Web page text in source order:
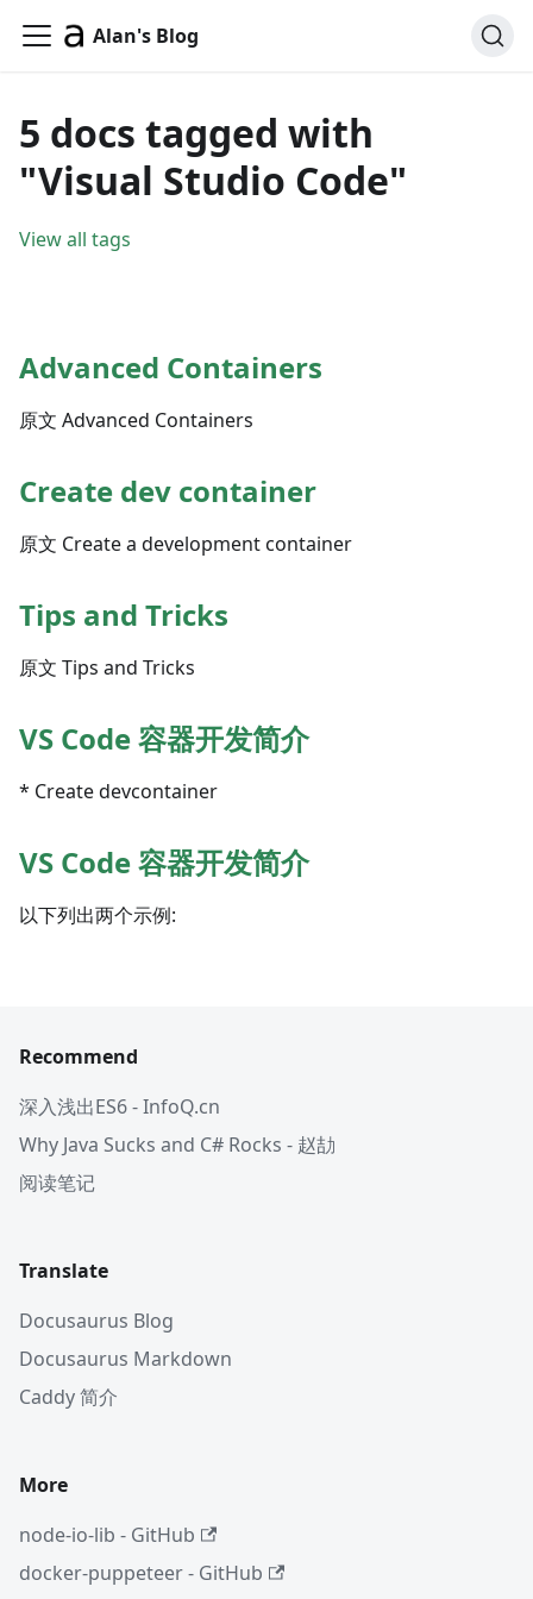
Alan's Blog
5 docs tagged with
"Visual Studio Code"
View all tags
Advanced Containers
原文 Advanced Containers
Create dev container
原文 Create a development container
Tips and Tricks
原文 Tips and Tricks
VS Code 容器开发简介
* Create devcontainer
VS Code 容器开发简介
以下列出两个示例:
Recommend
深入浅出ES6 - InfoQ.cn
Why Java Sucks and C# Rocks - 赵劼
阅读笔记
Translate
Docusaurus Blog
Docusaurus Markdown
Caddy 简介
More
node-io-lib - GitHub
docker-puppeteer - GitHub